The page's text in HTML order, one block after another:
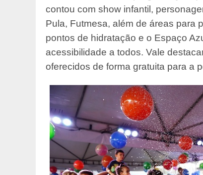
contou com show infantil,
Pula, Futmesa, além de áreas para
pontos de hidratação e o Espaço
acessibilidade a todos. Vale
oferecidos de forma gratuita para a